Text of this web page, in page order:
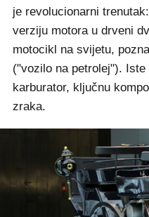
je revolucionarni
verziju motora u drveni
motocikl na svijetu,
("vozilo na petrolej").
karburator, ključnu
zraka.